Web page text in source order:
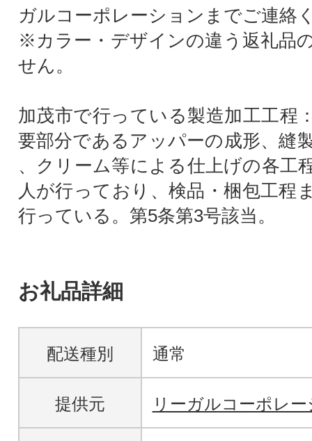
ガルコーポレーションまでご連絡
※カラー・デザインの違う返礼品
せん。
加茂市で行っている製造加工工程
要部分であるアッパーの成形、縫
、クリーム等による仕上げの各工
人が行っており、検品・梱包工程
行っている。第5条第3号該当。
お礼品詳細
配送種別 通常
提供元 リーガルコーポレ